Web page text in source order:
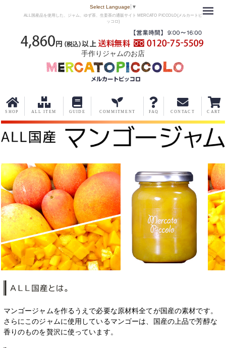
ALL国産品を使用した、ジャム、ゆず茶、生姜茶の通販サイト MERCATO PICCOLO(メルカートピ
ッコロ)
Select Language ▼
手作りジャムのお店
マンゴージャムを作るうえで必要な原材料全てが国産の素材です。
さらにこのジャムに使用しているマンゴーは、国産の上品で芳醇な
香りのものを贅沢に使っています。